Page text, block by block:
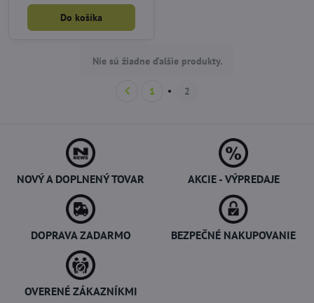
Do košíka
Nie sú žiadne ďalšie produkty.
1 2
NOVÝ A DOPLNENÝ TOVAR AKCIE - VÝPREDAJE
DOPRAVA ZADARMO BEZPEČNÉ NAKUPOVANIE
OVERENÉ ZÁKAZNÍKMI